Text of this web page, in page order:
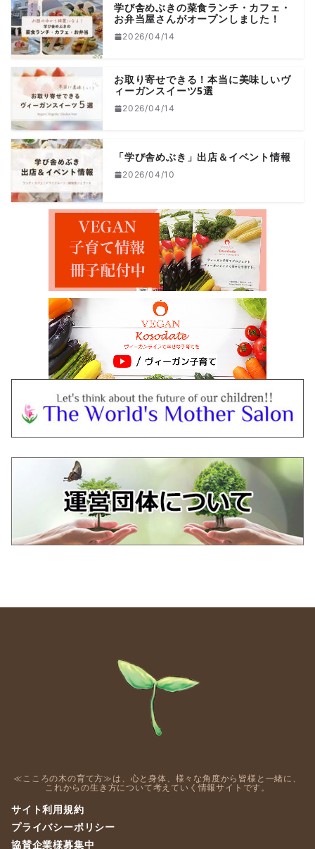
学び舎めぶきの菜食ランチ・カフェ・
お弁当屋さんがオープンしました！
2026/04/14
お取り寄せできる！本当に美味しいヴ
ィーガンスイーツ5選
2026/04/14
「学び舎めぶき」出店＆イベント情報
2026/04/10
≪こころの木の育て方≫は、心と身体、様々な角度から皆様と一緒に、
これからの生き方について考えていく情報サイトです。
サイト利用規約
プライバシーポリシー
協賛企業様募集中